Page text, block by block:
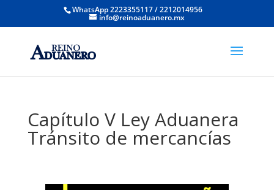
WhatsApp 2223355117 / 2212014956
info@reinoaduanero.mx
Capítulo V Ley Aduanera
Tránsito de mercancías